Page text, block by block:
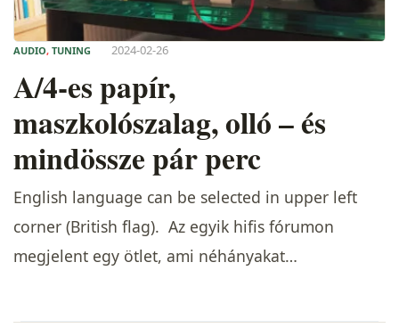
AUDIO, TUNING 2024-02-26
A/4-es papír,
maszkolószalag, olló – és
mindössze pár perc
English language can be selected in upper left
corner (British flag). Az egyik hifis fórumon
megjelent egy ötlet, ami néhányakat…